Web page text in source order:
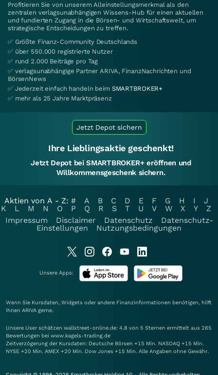
Profitieren Sie von unserem Alleinstellungsmerkmal als den
zentralen verlagsunabhängigen Wissens-Hub für einen aktuellen
und fundierten Zugang in die Börsen- und Wirtschaftswelt, um
strategische Entscheidungen zu treffen.
✅ Größte Finanz-Community Deutschlands
✅ über 550.000 registrierte Nutzer
✅ rund 2.000 Beiträge pro Tag
✅ verlagsunabhängige Partner ARIVA, FinanzNachrichten und
BörsenNews
✅ Jederzeit einfach handeln beim SMARTBROKER+
✅ mehr als 25 Jahre Marktpräsenz
Jetzt Depot sichern
Ihre Lieblingsaktie geschenkt!
Jetzt Depot bei SMARTBROKER+ eröffnen und
Willkommensgeschenk sichern.
Aktien von A - Z: # A B C D E F G H I
J
K
L M N O P Q R S T U V W X Y
Z
Impressum
Disclaimer Datenschutz
Datenschutz-
Einstellungen
Nutzungsbedingungen
Unsere Apps:
Wenn Sie Kursdaten, Widgets oder andere Finanzinformationen benötigen, hilft
Ihnen ARIVA gerne.
Unsere User schätzen wallstreet-online.de: 4.8 von 5 Sternen ermittelt aus 285
Bewertungen bei www.kagels-trading.de
Zeitverzögerung der Kursdaten: Deutsche Börsen +15 Min. NASDAQ +15 Min.
NYSE +20 Min. AMEX +20 Min. Dow Jones +15 Min. Alle Angaben ohne Gewähr.